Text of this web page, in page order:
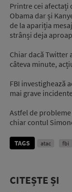
Printre cei afectați
Obama dar și
de la apariția
strânși deja
Chiar dacă Twitter
câteva minute,
FBI investighează
mai grave
Astfel de
chiar contul
TAGS atac fbi
CITEȘTE ȘI